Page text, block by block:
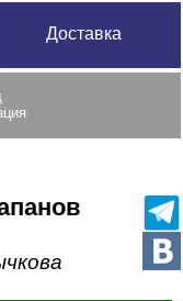
Доставка